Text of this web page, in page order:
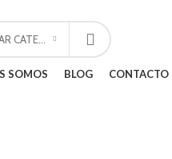
SOMOS BLOG CONTACTO